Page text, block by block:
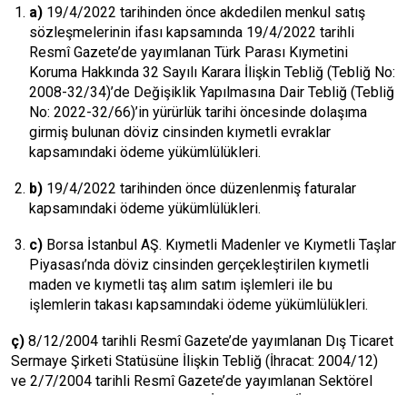
a) 19/4/2022 tarihinden önce akdedilen menkul satış
sözleşmelerinin ifası kapsamında 19/4/2022 tarihli
Resmî Gazete’de yayımlanan Türk Parası Kıymetini
Koruma Hakkında 32 Sayılı Karara İlişkin Tebliğ (Tebliğ No:
2008-32/34)’de Değişiklik Yapılmasına Dair Tebliğ (Tebliğ
No: 2022-32/66)’in yürürlük tarihi öncesinde dolaşıma
girmiş bulunan döviz cinsinden kıymetli evraklar
kapsamındaki ödeme yükümlülükleri.
b) 19/4/2022 tarihinden önce düzenlenmiş faturalar
kapsamındaki ödeme yükümlülükleri.
c) Borsa İstanbul AŞ. Kıymetli Madenler ve Kıymetli Taşlar
Piyasası’nda döviz cinsinden gerçekleştirilen kıymetli
maden ve kıymetli taş alım satım işlemleri ile bu
işlemlerin takası kapsamındaki ödeme yükümlülükleri.
ç) 8/12/2004 tarihli Resmî Gazete’de yayımlanan Dış Ticaret
Sermaye Şirketi Statüsüne İlişkin Tebliğ (İhracat: 2004/12)
ve 2/7/2004 tarihli Resmî Gazete’de yayımlanan Sektörel